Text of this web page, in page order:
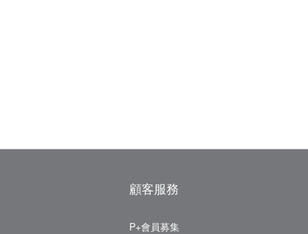
顧客服務
P+會員募集